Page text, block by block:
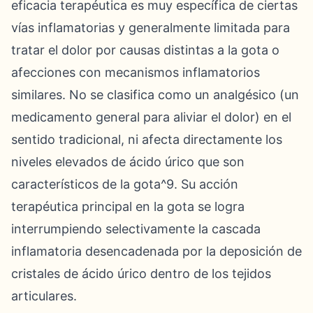
eficacia terapéutica es muy específica de ciertas
vías inflamatorias y generalmente limitada para
tratar el dolor por causas distintas a la gota o
afecciones con mecanismos inflamatorios
similares. No se clasifica como un analgésico (un
medicamento general para aliviar el dolor) en el
sentido tradicional, ni afecta directamente los
niveles elevados de ácido úrico que son
característicos de la gota^9. Su acción
terapéutica principal en la gota se logra
interrumpiendo selectivamente la cascada
inflamatoria desencadenada por la deposición de
cristales de ácido úrico dentro de los tejidos
articulares.